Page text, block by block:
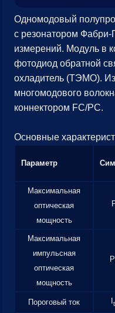
Одномодовый
с резонатором Фабри-
измерений. Модуль в
фотодиод обратной
охладитель (ТЭМО).
многомодового
коннектором FC/PC.
Основные
Параметр
Максимальная
оптическая
мощность
Максимальная
импульсная
оптическая
мощность
P
Пороговый ток I